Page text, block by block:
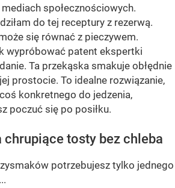
społecznościowych.
do tej receptury z rezerwą.
się równać z pieczywem.
wypróbować patent ekspertki
Ta przekąska smakuje obłędnie
prostocie. To idealne rozwiązanie,
konkretnego do jedzenia,
poczuć się po posiłku.
chrupiące tosty bez chleba
potrzebujesz tylko jednego